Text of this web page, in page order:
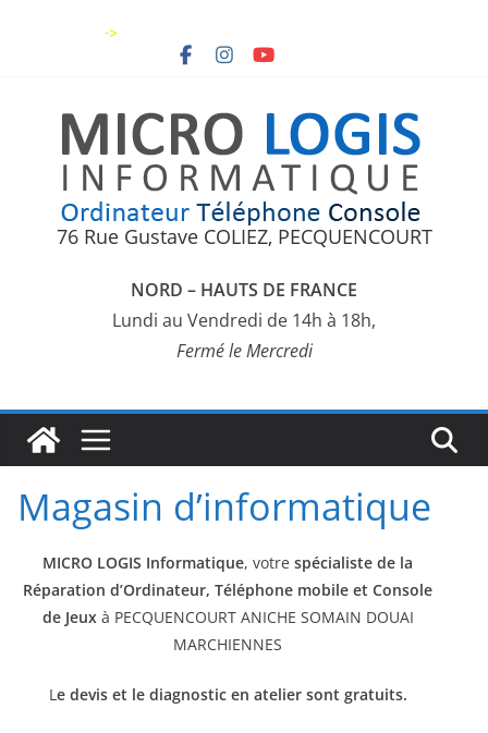
->
76 Rue Gustave COLIEZ, PECQUENCOURT
NORD – HAUTS DE FRANCE
Lundi au Vendredi de 14h à 18h,
Fermé le Mercredi
Magasin d’informatique
MICRO LOGIS Informatique, votre spécialiste de la
Réparation d’Ordinateur, Téléphone mobile et Console
de Jeuxà PECQUENCOURT ANICHE SOMAIN DOUAI
MARCHIENNES
Le devis et le diagnostic en atelier sont gratuits.